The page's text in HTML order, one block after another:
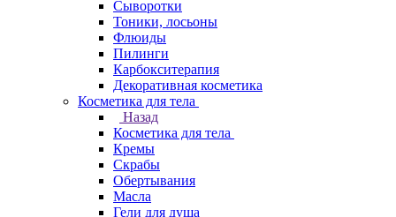
Сыворотки
Тоники, лосьоны
Флюиды
Пилинги
Карбокситерапия
Декоративная косметика
Косметика для тела
Назад
Косметика для тела
Кремы
Скрабы
Обертывания
Масла
Гели для душа